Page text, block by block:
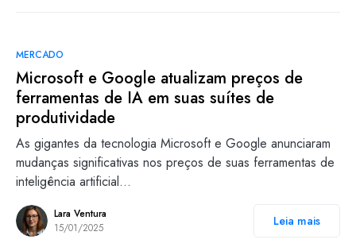
MERCADO
Microsoft e Google atualizam preços de
ferramentas de IA em suas suítes de
produtividade
As gigantes da tecnologia Microsoft e Google anunciaram
mudanças significativas nos preços de suas ferramentas de
inteligência artificial…
Lara Ventura
15/01/2025
Leia mais